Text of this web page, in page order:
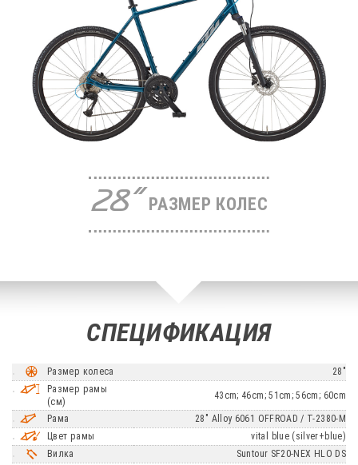
28" РАЗМЕР КОЛЕС
СПЕЦИФИКАЦИЯ
Размер колеса
28"
Размер рамы
(см)
43cm; 46cm; 51cm; 56cm; 60cm
Рама
28" Alloy 6061 OFFROAD / T-2380-M
Цвет рамы
vital blue (silver+blue)
Вилка
Suntour SF20-NEX HLO DS